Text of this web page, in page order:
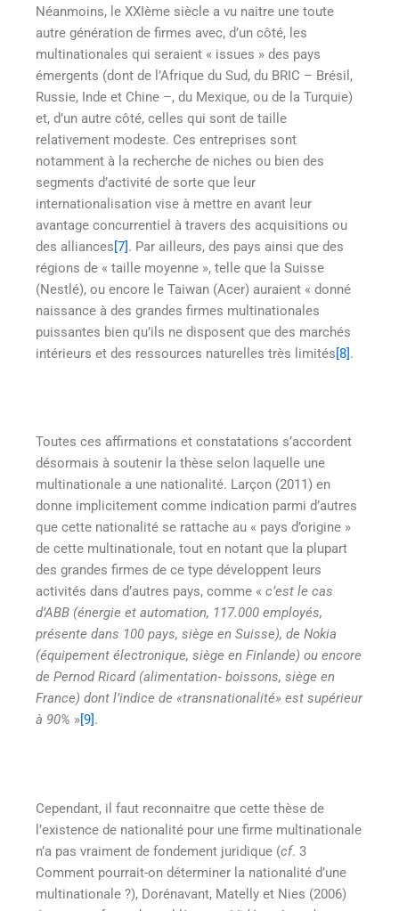
Néanmoins, le XXIème siècle a vu naitre une toute
autre génération de firmes avec, d’un côté, les
multinationales qui seraient « issues » des pays
émergents (dont de l’Afrique du Sud, du BRIC – Brésil,
Russie, Inde et Chine –, du Mexique, ou de la Turquie)
et, d’un autre côté, celles qui sont de taille
relativement modeste. Ces entreprises sont
notamment à la recherche de niches ou bien des
segments d’activité de sorte que leur
internationalisation vise à mettre en avant leur
avantage concurrentiel à travers des acquisitions ou
des alliances [7] . Par ailleurs, des pays ainsi que des
régions de « taille moyenne », telle que la Suisse
(Nestlé), ou encore le Taiwan (Acer) auraient « donné
naissance à des grandes firmes multinationales
puissantes bien qu’ils ne disposent que des marchés
intérieurs et des ressources naturelles très limités [8] .
Toutes ces affirmations et constatations s’accordent
désormais à soutenir la thèse selon laquelle une
multinationale a une nationalité. Larçon (2011) en
donne implicitement comme indication parmi d’autres
que cette nationalité se rattache au « pays d’origine »
de cette multinationale, tout en notant que la plupart
des grandes firmes de ce type développent leurs
activités dans d’autres pays, comme « c’est le cas
d’ABB (énergie et automation, 117.000 employés,
présente dans 100 pays, siège en Suisse), de Nokia
(équipement électronique, siège en Finlande) ou encore
de Pernod Ricard (alimentation‐ boissons, siège en
France) dont l’indice de «transnationalité» est supérieur
à 90% » [9] .
Cependant, il faut reconnaitre que cette thèse de
l’existence de nationalité pour une firme multinationale
n’a pas vraiment de fondement juridique (cf. 3
Comment pourrait-on déterminer la nationalité d’une
multinationale ?), Dorénavant, Matelly et Nies (2006)